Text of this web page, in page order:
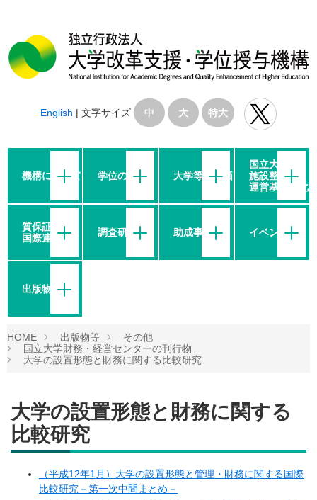
English | 文字サイズ 中 大 特大
機構について 学位の授与 大学等の評価
国立大学の
施設整備・
運営基盤強化
質保証・
国際連携
調査研究 助成事業 イベント
出版物等
HOME 出版物等
その他
国立大学財務・経営センターの刊行物
大学の設置形態と財務に関する比較研究
大学の設置形態と財務に関する
比較研究
（平成12年1月）大学の設置形態と管理・財務に関する国際
比較研究－第一次中間まとめ－